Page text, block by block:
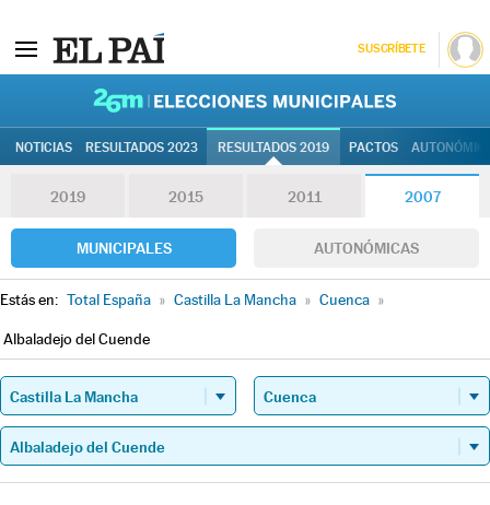
SUSCRÍBETE
NOTICIAS RESULTADOS 2023 RESULTADOS 2019 PACTOS
2019 2015 2011 2007
MUNICIPALES AUTONÓMICAS
Estás en: Total España » Castilla La Mancha » Cuenca »
Albaladejo del Cuende